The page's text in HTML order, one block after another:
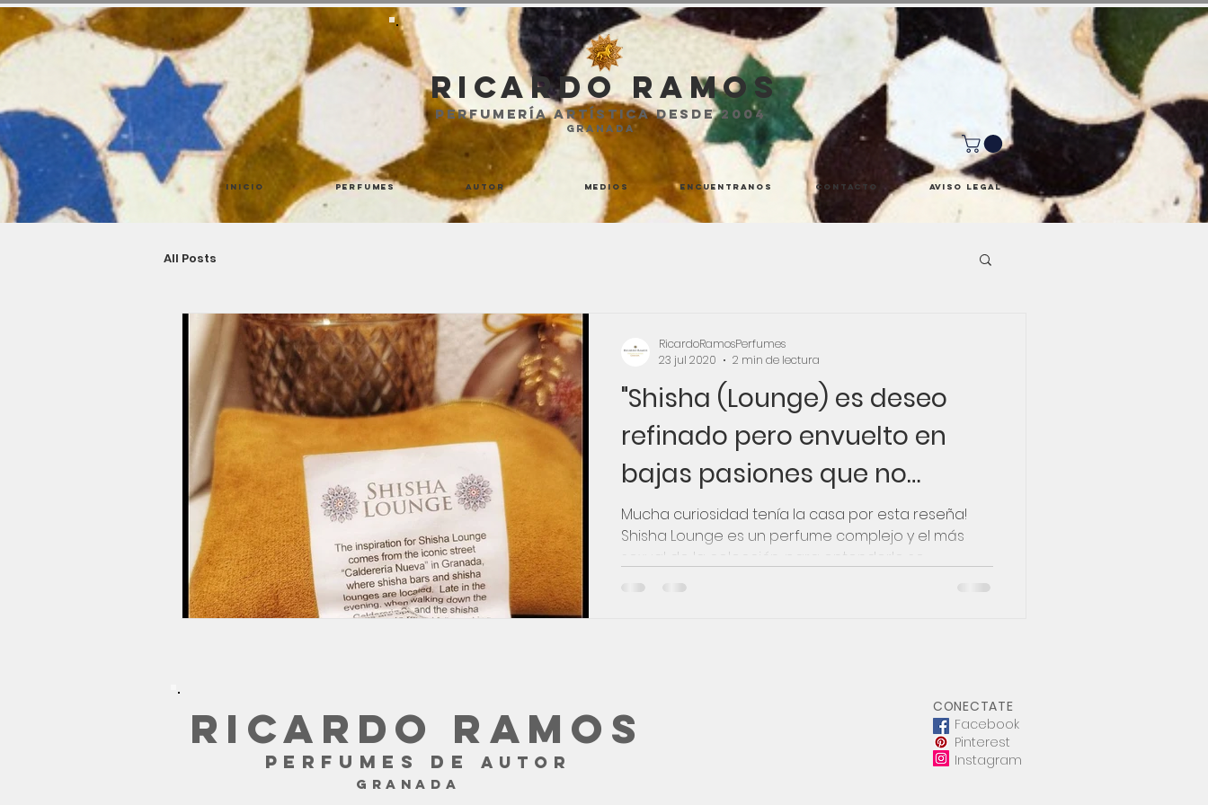
Ricardo Ramos
perfumería artística desde 2004
GRANADA
Inicio Perfumes Autor Medios Encuentranos Contacto Aviso Legal
All Posts
"Shisha (Lounge) es deseo
refinado pero envuelto en
bajas pasiones que no
atienden a protocolo"
Mucha curiosidad tenía la casa por esta reseña!
Shisha Lounge es un perfume complejo y el más
sexual de la colección, para entenderlo se...
RicardoRamosPerfumes
23 jul 2020
2 min de lectura
RICARDO RAMOS
PERFUMES DE AUTOR
GRANADA
CONECTATE
Facebook
Pinterest
Instagram